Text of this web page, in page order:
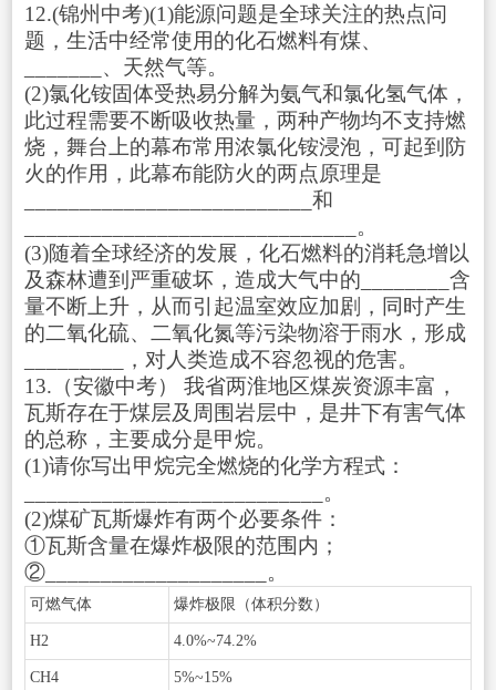
12.(锦州中考)(1)能源问题是全球关注的热点问
题，生活中经常使用的化石燃料有煤、
_______、天然气等。
(2)氯化铵固体受热易分解为氨气和氯化氢气体，
此过程需要不断吸收热量，两种产物均不支持燃
烧，舞台上的幕布常用浓氯化铵浸泡，可起到防
火的作用，此幕布能防火的两点原理是
__________________________和
______________________________。
(3)随着全球经济的发展，化石燃料的消耗急增以
及森林遭到严重破坏，造成大气中的________含
量不断上升，从而引起温室效应加剧，同时产生
的二氧化硫、二氧化氮等污染物溶于雨水，形成
_________，对人类造成不容忽视的危害。
13.（安徽中考） 我省两淮地区煤炭资源丰富，
瓦斯存在于煤层及周围岩层中，是井下有害气体
的总称，主要成分是甲烷。
(1)请你写出甲烷完全燃烧的化学方程式：
___________________________。
(2)煤矿瓦斯爆炸有两个必要条件：
①瓦斯含量在爆炸极限的范围内；
②____________________。
可燃气体 爆炸极限（体积分数）
H2 4.0%~74.2%
CH4 5%~15%